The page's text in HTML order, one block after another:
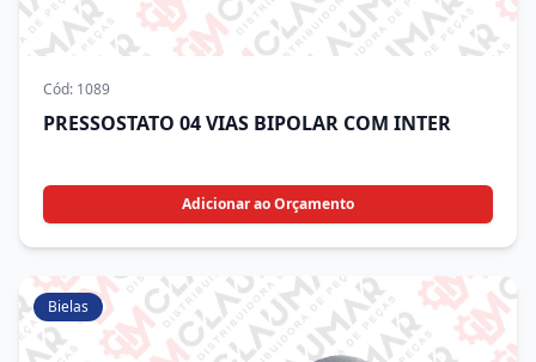
Cód: 1089
PRESSOSTATO 04 VIAS BIPOLAR COM INTER
Adicionar ao Orçamento
Bielas